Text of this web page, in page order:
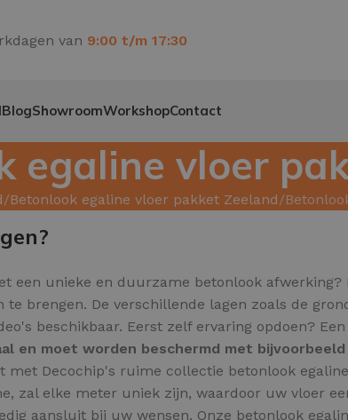
van 9:00 t/m 17:30
BlogShowroomWorkshopContact
egaline vloer
Betonlook egaline vloer pakket Zeeland
een unieke en duurzame betonlook
brengen. De verschillende lagen zoals de
beschikbaar. Eerst zelf ervaring opdoen? Een
en moet worden beschermd met bijvoorbeeld
Decochip's ruime collectie betonlook
zal elke meter uniek zijn, waardoor uw vloer
aansluit bij uw wensen. Onze betonlook